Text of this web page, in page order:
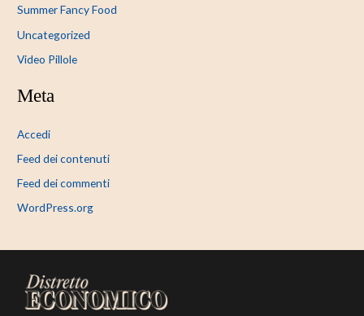
Summer Fancy Food
Uncategorized
Video Pillole
Meta
Accedi
Feed dei contenuti
Feed dei commenti
WordPress.org